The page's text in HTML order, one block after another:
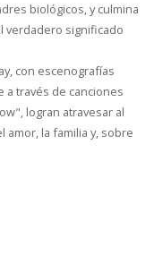
biológicos, y culmina
verdadero significado
con escenografías
través de canciones
logran atravesar al
la familia y, sobre